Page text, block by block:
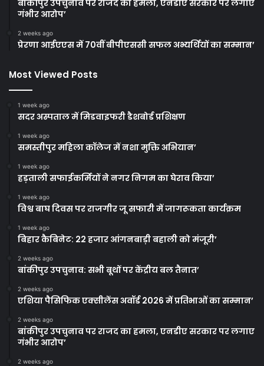
बांकीपुर उपचुनाव पर राजद का हमला, एनडीए सरकार पर लगाए
गंभीर आरोप’
2 weeks ago
प्रेरणा आईएएस में 70वीं बीपीएससी सफल अभ्यर्थियों का सम्मान’
Most Viewed Posts
1 week ago
सदर अस्पताल में मिडवाइफरी डैशबोर्ड प्रशिक्षण
1 week ago
समस्तीपुर महिला कॉलेज में नशा मुक्ति अभियान’
1 week ago
हड़ताली सफाईकर्मियों ने नगर निगम का घेराव किया’
1 week ago
विश्व बाघ दिवस पर राजगीर जू सफारी में जागरूकता कार्यक्रम
1 week ago
बिहार कैबिनेट: 22 हजार आंगनबाड़ी बहाली को मंजूरी’
2 weeks ago
बांकीपुर उपचुनाव: सभी बूथों पर केंद्रीय बल तैनात’
2 weeks ago
एशिया पैसिफिक एक्सीलेंस अवॉर्ड 2026 में प्रतिभाओं का सम्मान’
2 weeks ago
बांकीपुर उपचुनाव पर राजद का हमला, एनडीए सरकार पर लगाए
गंभीर आरोप’
2 weeks ago